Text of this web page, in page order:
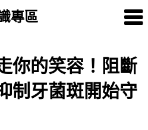
專區
你的笑容！阻斷
制牙菌斑開始守